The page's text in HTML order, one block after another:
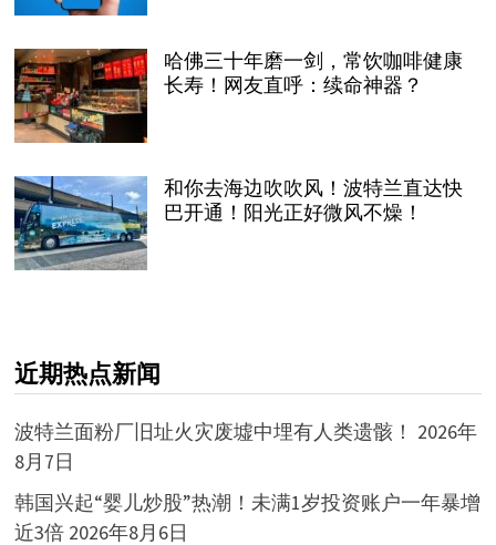
哈佛三十年磨一剑，常饮咖啡健康
长寿！网友直呼：续命神器？
和你去海边吹吹风！波特兰直达快
巴开通！阳光正好微风不燥！
近期热点新闻
波特兰面粉厂旧址火灾废墟中埋有人类遗骸！ 2026年
8月7日
韩国兴起“婴儿炒股”热潮！未满1岁投资账户一年暴增
近3倍 2026年8月6日